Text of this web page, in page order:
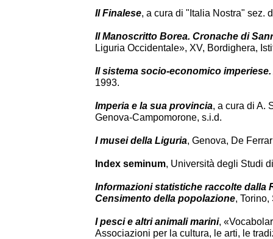
Il Finalese, a cura di "Italia Nostra" sez.
Il Manoscritto Borea. Cronache di
Liguria Occidentale», XV, Bordighera,
Il sistema socio-economico
1993.
Imperia e la sua provincia, a cura di A.
Genova-Campomorone, s.i.d.
I musei della Liguria, Genova, De
Index seminum, Università degli Studi
Informazioni statistiche raccolte dalla
Censimento della popolazione,
I pesci e altri animali marini,
Associazioni per la cultura, le arti, le